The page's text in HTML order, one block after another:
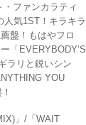
さ
い。
ファンカラティ
人気1ST！キラキラ
盤！もはやフロ
「EVERYBODY’S
ラリと鋭いシン
YOU
」/「WAIT